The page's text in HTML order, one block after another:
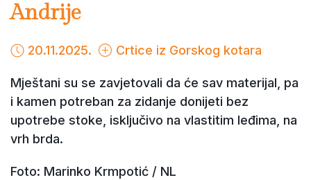
Andrije
20.11.2025. Crtice iz Gorskog kotara
Mještani su se zavjetovali da će sav materijal, pa
i kamen potreban za zidanje donijeti bez
upotrebe stoke, isključivo na vlastitim leđima, na
vrh brda.
Foto: Marinko Krmpotić / NL